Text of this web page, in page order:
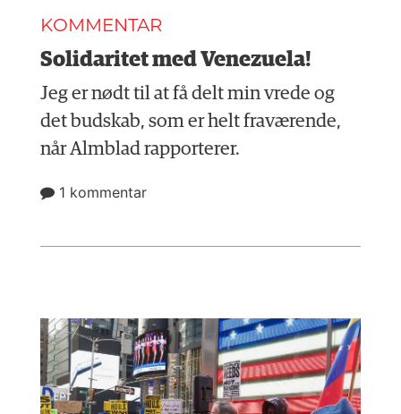
KOMMENTAR
Solidaritet med Venezuela!
Jeg er nødt til at få delt min vrede og
det budskab, som er helt fraværende,
når Almblad rapporterer.
1 kommentar